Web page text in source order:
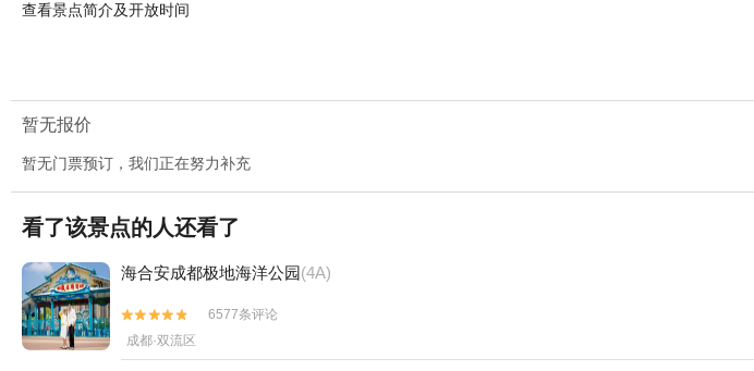
查看景点简介及开放时间
暂无报价
暂无门票预订，我们正在努力补充
看了该景点的人还看了
海合安成都极地海洋公园(4A)


6577条评论
成都·双流区